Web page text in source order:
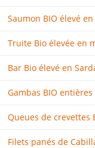
Saumon BIO élevé
Truite Bio élevée en
Bar Bio élevé en
Gambas BIO entières
Queues de crevettes
Filets panés de